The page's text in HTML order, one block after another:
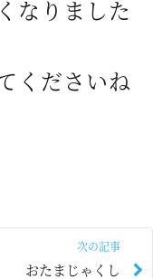
なりました
くださいね
次の記事
おたまじゃくし